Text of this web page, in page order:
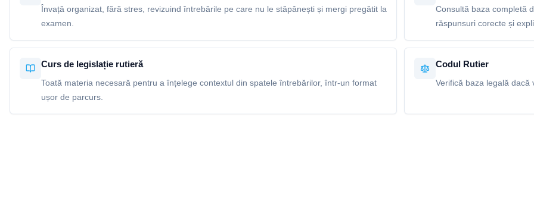
Învață organizat, fără stres, revizuind întrebările pe care nu le stăpânești și mergi pregătit la
examen.
Consultă baza completă
răspunsuri corecte și
Curs de legislație rutieră
Toată materia necesară pentru a înțelege contextul din spatele întrebărilor, într-un format
ușor de parcurs.
Codul Rutier
Verifică baza legală dacă